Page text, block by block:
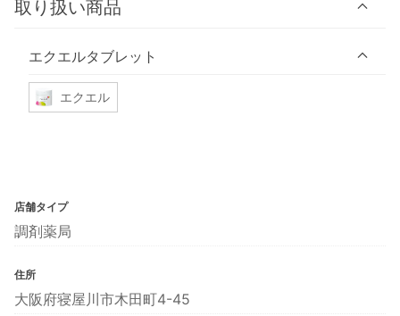
取り扱い商品
エクエルタブレット
エクエル
店舗タイプ
調剤薬局
住所
大阪府寝屋川市木田町4-45